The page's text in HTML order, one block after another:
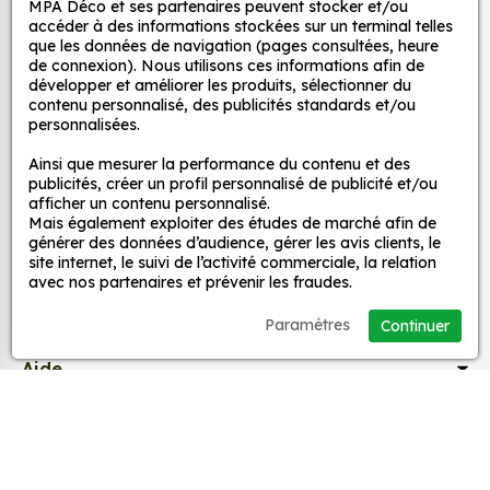
d’un meuble, d’une porte et de toute autre surface,
et ce, à moindre coût et sans effort.
Quels sont les avantages de nos stickers
décoration ?
Une grande variété de motifs et de couleurs :
nos Autocollant Tête de mort Noël 5 sont
disponibles dans une large gamme de motifs et
de couleurs, ce qui vous permet de trouver le
sticker parfait pour votre décoration.
Une installation facile : nos stickers sont faciles
à installer, même pour les débutants. Il suffit de
les décoller de leur support et de les coller sur
la surface souhaitée. Vous pouvez vous aider
d’une raclette si besoin.
Autocollants pour véhicules et stickers
décoratifs
MPA Déco
Nos services
Nos sites
Aide
MPA Déco et ses partenaires peuvent stocker et/ou
accéder à des informations stockées sur un terminal telles
que les données de navigation (pages consultées, heure
de connexion). Nous utilisons ces informations afin de
développer et améliorer les produits, sélectionner du
contenu personnalisé, des publicités standards et/ou
personnalisées.
Ainsi que mesurer la performance du contenu et des
publicités, créer un profil personnalisé de publicité et/ou
afficher un contenu personnalisé.
Mais également exploiter des études de marché afin de
générer des données d’audience, gérer les avis clients, le
site internet, le suivi de l’activité commerciale, la relation
avec nos partenaires et prévenir les fraudes.
Continuer
Paramétres